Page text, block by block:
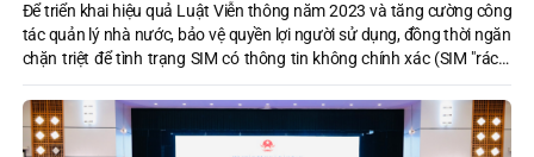
Để triển khai hiệu quả Luật Viễn thông năm 2023 và tăng cường công
tác quản lý nhà nước, bảo vệ quyền lợi người sử dụng, đồng thời ngăn
chặn triệt để tình trạng SIM có thông tin không chính xác (SIM "rác"),
đảm bảo thông tin thuê bao trùng khớp với Cơ sở dữ liệu quốc gia về
dân cư, góp phần đảm bảo an ninh quốc gia, trật tự an toàn xã hội và
bảo vệ dữ liệu cá nhân của người dân.